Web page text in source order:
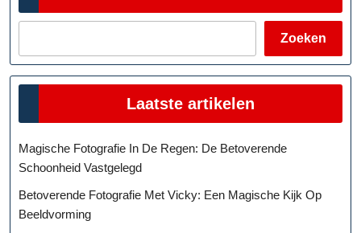
Zoeken
Laatste artikelen
Magische Fotografie In De Regen: De Betoverende
Schoonheid Vastgelegd
Betoverende Fotografie Met Vicky: Een Magische Kijk Op
Beeldvorming